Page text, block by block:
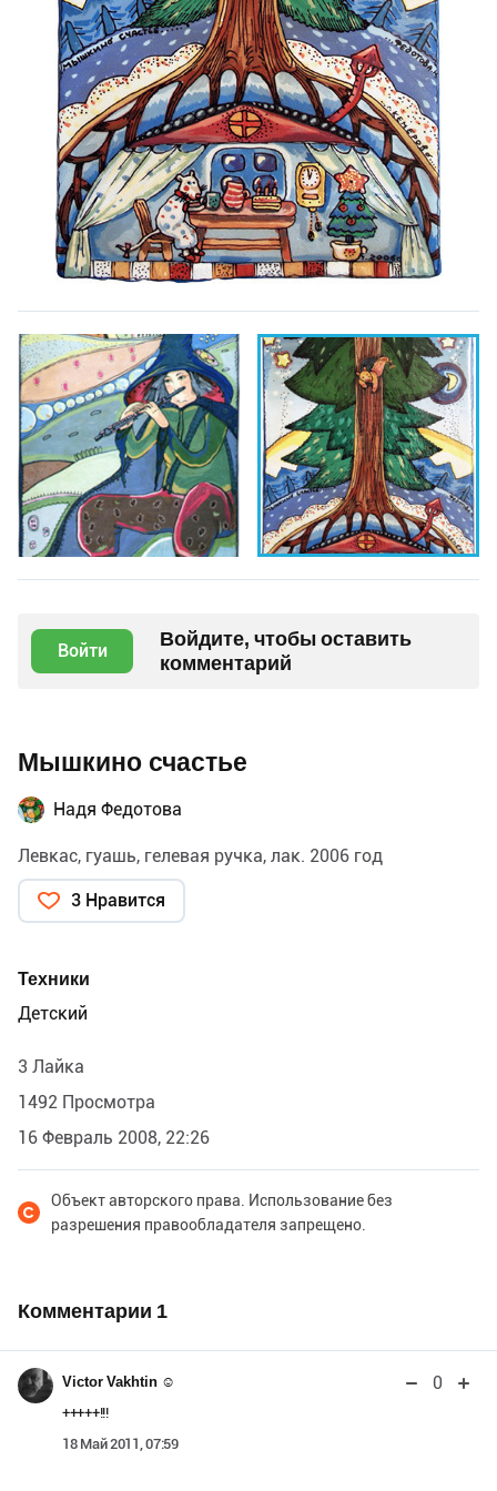
Войти
Войдите, чтобы оставить
комментарий
Мышкино счастье
Надя Федотова
Левкас, гуашь, гелевая ручка, лак. 2006 год
3 Нравится
Техники
Детский
3 Лайка
1492 Просмотра
16 Февраль 2008, 22:26
Объект авторского права. Использование без
разрешения правообладателя запрещено.
Комментарии 1
Victor Vakhtin ☺ 0
+++++!!!
18 Май 2011, 07:59